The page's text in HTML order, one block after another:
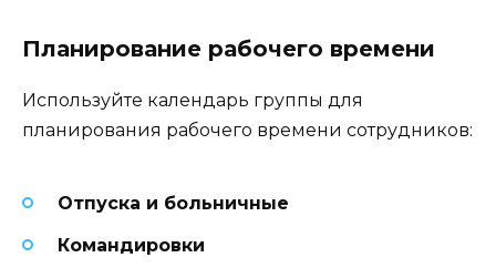
Планирование рабочего времени
Используйте календарь группы для
планирования рабочего времени сотрудников:
Отпуска и больничные
Командировки